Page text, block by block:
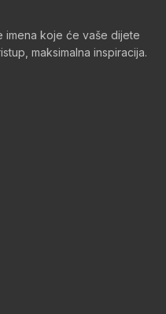
imena koje će vaše dijete
maksimalna inspiracija.